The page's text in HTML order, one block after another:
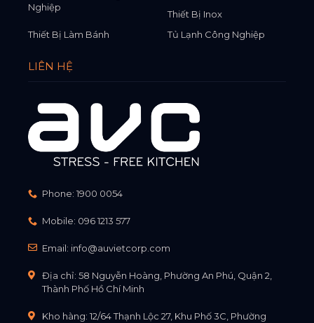
Nghiệp
Thiết Bị Inox
Thiết Bị Làm Bánh
Tủ Lạnh Công Nghiệp
LIÊN HỆ
Phone: 1900 0054
Mobile: 096 1213 577
Email: info@auvietcorp.com
Địa chỉ: 58 Nguyễn Hoàng, Phường An Phú, Quận 2,
Thành Phố Hồ Chí Minh
Kho hàng: 12/64 Thạnh Lộc 27, Khu Phố 3C, Phường